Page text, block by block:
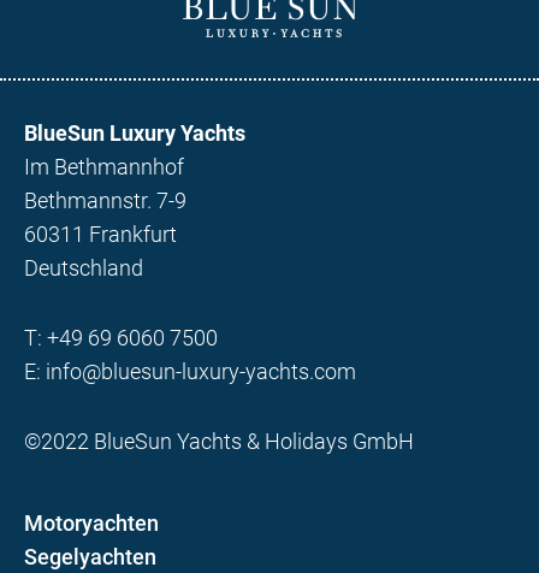
BlueSun Luxury Yachts
Im Bethmannhof
Bethmannstr. 7-9
60311 Frankfurt
Deutschland
T: +49 69 6060 7500
E: info@bluesun-luxury-yachts.com
©2022 BlueSun Yachts & Holidays GmbH
Motoryachten
Segelyachten